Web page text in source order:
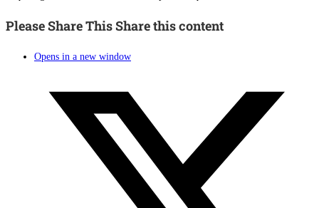
Please Share ThisShare this content
Opens in a new window